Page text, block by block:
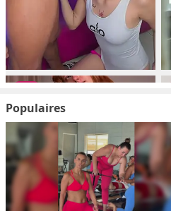
Populaires